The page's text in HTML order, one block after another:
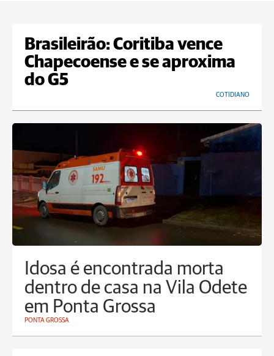
Brasileirão: Coritiba vence
Chapecoense e se aproxima
do G5
COTIDIANO
Idosa é encontrada morta
dentro de casa na Vila Odete
em Ponta Grossa
PONTA GROSSA